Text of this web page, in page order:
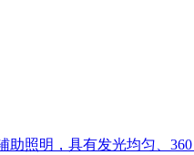
照明，具有发光均匀、